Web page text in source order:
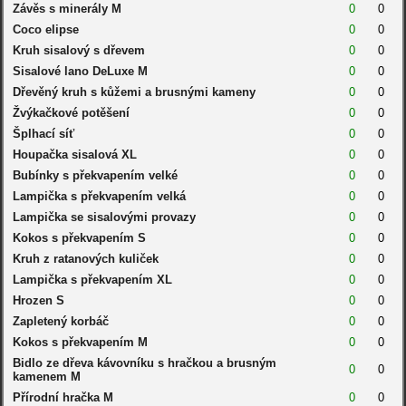
Závěs s minerály M 0
0
Coco elipse
0
0
Kruh sisalový s dřevem
0
0
Sisalové lano DeLuxe M
0
0
Dřevěný kruh s kůžemi a brusnými kameny
0
0
Žvýkačkové potěšení
0
0
Šplhací síť
0
0
Houpačka sisalová XL
0
0
Bubínky s překvapením velké
0
0
Lampička s překvapením velká
0
0
Lampička se sisalovými provazy
0
0
Kokos s překvapením S
0
0
Kruh z ratanových kuliček
0
0
Lampička s překvapením XL
0
0
Hrozen S
0
0
Zapletený korbáč
0
0
Kokos s překvapením M
0
0
Bidlo ze dřeva kávovníku s hračkou a brusným
kamenem M
0 0
Přírodní hračka M 0 0